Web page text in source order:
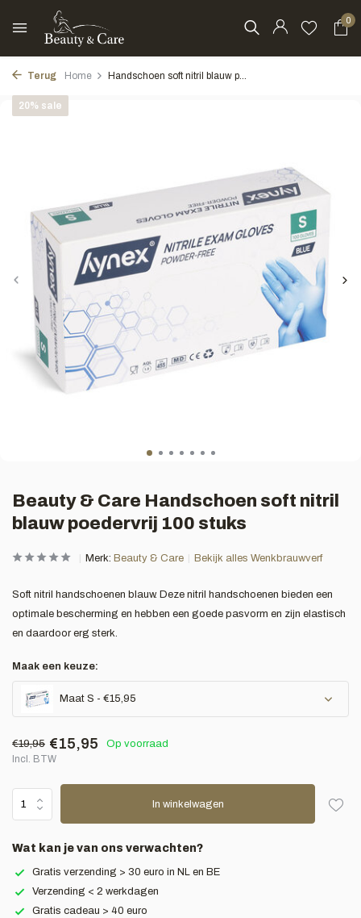
0
Terug Home Handschoen soft nitril blauw p...
Beauty & Care Handschoen soft nitril
blauw poedervrij 100 stuks
20% sale
Merk: Beauty & Care Bekijk alles Wenkbrauwverf
Soft nitril handschoenen blauw. Deze nitril handschoenen bieden een
optimale bescherming en hebben een goede pasvorm en zijn elastisch
en daardoor erg sterk.
Maak een keuze:
Maat S - €15,95
€19,95 €15,95
Op voorraad
Incl. BTW
In winkelwagen
Wat kan je van ons verwachten?
Gratis verzending > 30 euro in NL en BE
Verzending < 2 werkdagen
Gratis cadeau > 40 euro